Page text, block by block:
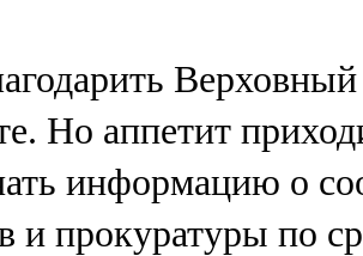
Но аппетит
информацию о
и прокуратуры по